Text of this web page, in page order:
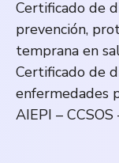
Certificado de
prevención,
temprana en
Certificado de
enfermedades
AIEPI –